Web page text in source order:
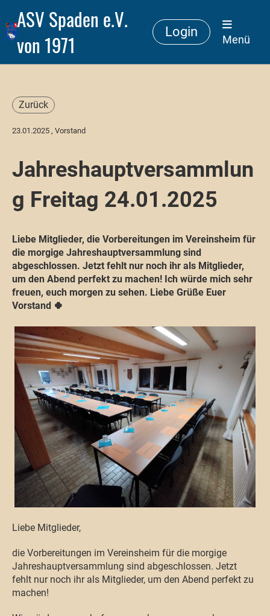
ASV Spaden e.V.
von 1971
Login
Menü
Zurück
23.01.2025 , Vorstand
Jahreshauptversammlun
g Freitag 24.01.2025
Liebe Mitglieder, die Vorbereitungen im Vereinsheim für
die morgige Jahreshauptversammlung sind
abgeschlossen. Jetzt fehlt nur noch ihr als Mitglieder,
um den Abend perfekt zu machen! Ich würde mich sehr
freuen, euch morgen zu sehen. Liebe Grüße Euer
Vorstand 🍀
Liebe Mitglieder,
die Vorbereitungen im Vereinsheim für die morgige
Jahreshauptversammlung sind abgeschlossen. Jetzt
fehlt nur noch ihr als Mitglieder, um den Abend perfekt zu
machen!